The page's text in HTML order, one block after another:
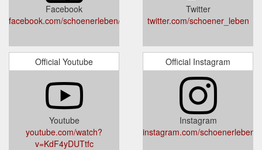
Facebook
facebook.com/schoenerleben/
Twitter
twitter.com/schoener_leben
Official Youtube
Youtube
youtube.com/watch?
v=KdF4yDUTtfc
Official Instagram
Instagram
instagram.com/